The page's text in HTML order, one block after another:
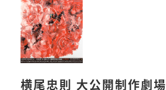
横尾忠則 大公開制作劇場